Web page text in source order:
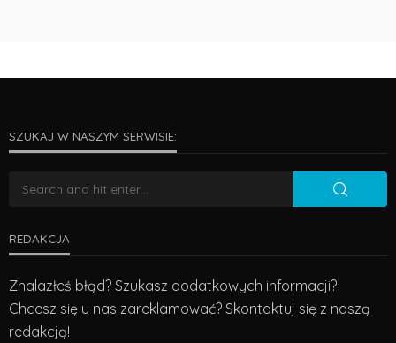
SZUKAJ W NASZYM SERWISIE:
REDAKCJA
Znalazłeś błąd? Szukasz dodatkowych informacji?
Chcesz się u nas zareklamować? Skontaktuj się z naszą
redakcją!